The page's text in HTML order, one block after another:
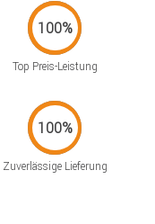
Top Preis-Leistung
Zuverlässige Lieferung